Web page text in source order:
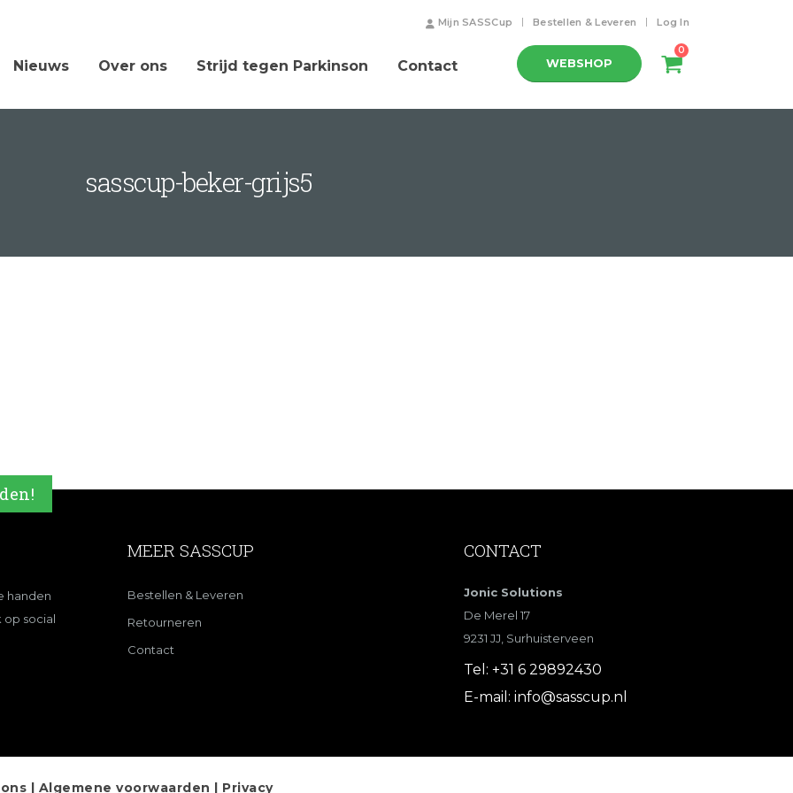
Mijn SASSCup Bestellen & Leveren Log In
Nieuws Over ons Strijd tegen Parkinson Contact WEBSHOP
0
sasscup-beker-grijs5
handen
op social
MEER SASSCUP
Bestellen & Leveren
Retourneren
Contact
CONTACT
Jonic Solutions
De Merel 17
9231 JJ, Surhuisterveen
Tel: +31 6 29892430
E-mail: info@sasscup.nl
| Algemene voorwaarden | Privacy